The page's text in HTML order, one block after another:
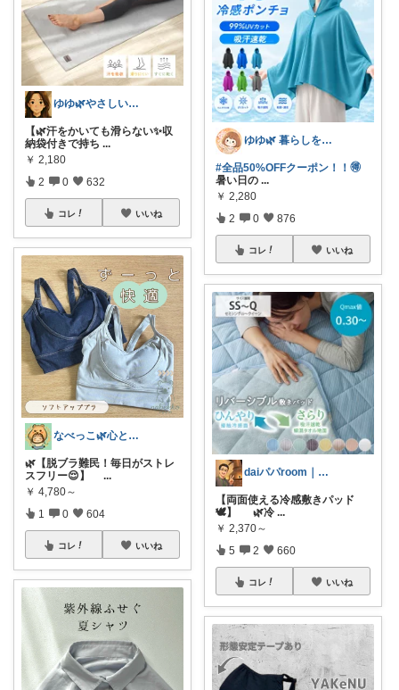
ゆゆ🌿やさしい暮らしROOM
【🌿汗をかいても滑らない✨収
納袋付きで持ち ...
￥ 2,180
2 0 632
コレ いいね
なべっこ🌿心と体を整える暮らし
🌿【脱ブラ難民！毎日がストレ
スフリー😌】
...
￥ 4,780～
1 0 604
コレ いいね
ゆゆ🌿 暮らしを整えたい🫖
#全品50%OFFクーポン！！🉐
暑い日の ...
￥ 2,280
2 0 876
コレ いいね
daiパパroom｜育児×便利グッズ
【両面使える冷感敷きパッド
🕊️】 🌿冷 ...
￥ 2,370～
5 2 660
コレ いいね